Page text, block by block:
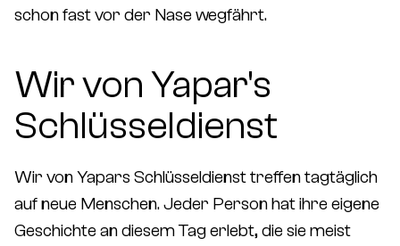
schon fast vor der Nase wegfährt.
Wir von Yapar's
Schlüsseldienst
Wir von Yapars Schlüsseldienst treffen tagtäglich
auf neue Menschen. Jeder Person hat ihre eigene
Geschichte an diesem Tag erlebt, die sie meist